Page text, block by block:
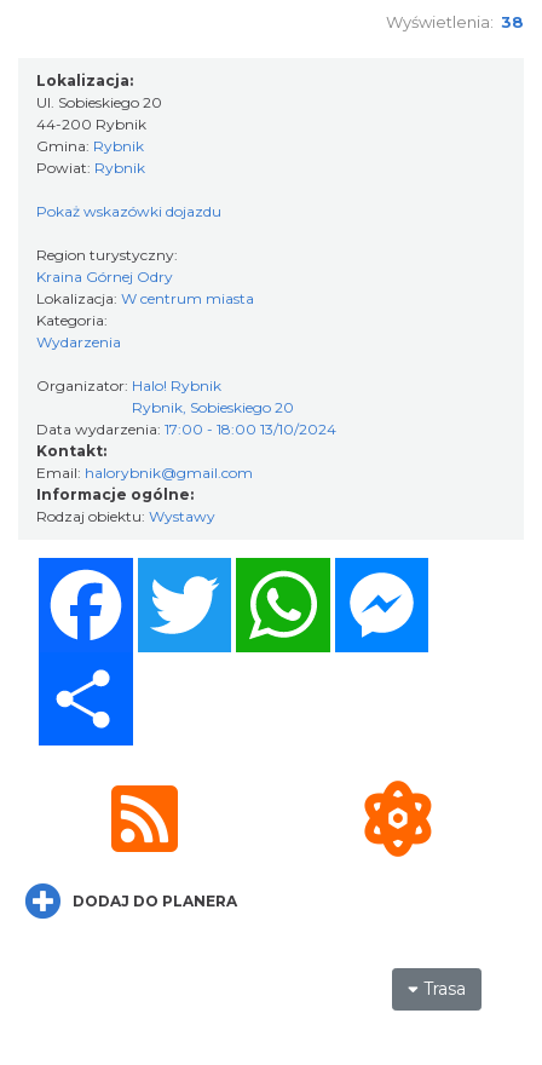
makramy...
Rybnik
0.00 km
POWROTÓW || REKRUTACJA NA SEZON
26/27
Rybnik
0.00 km
XXVI Powiatowy Rajd Rowerowy
Wodzisław Śląski
11.19 km
2026-10-16
Wyświetlenia: 38
Lokalizacja:
Ul. Sobieskiego 20
44-200 Rybnik
Gmina: Rybnik
Powiat: Rybnik
Pokaż wskazówki dojazdu
Region turystyczny:
Kraina Górnej Odry
Lokalizacja: W centrum miasta
Kategoria:
Wydarzenia
Organizator: Halo! Rybnik
Rybnik, Sobieskiego 20
Data wydarzenia: 17:00 - 18:00 13/10/2024
Kontakt:
Email: halorybnik@gmail.com
Informacje ogólne:
Rodzaj obiektu: Wystawy
Twitter WhatsApp
DODAJ DO PLANERA
Trasa